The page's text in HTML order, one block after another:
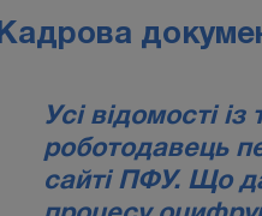
Кадрова
Усі відомості
роботодавець
сайті ПФУ. Що